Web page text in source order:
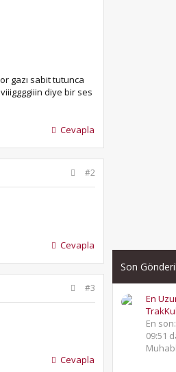
gazı sabit tutunca
diye bir ses
Cevapla
#2
Cevapla
#3
Cevapla
Son
En
En
09:51